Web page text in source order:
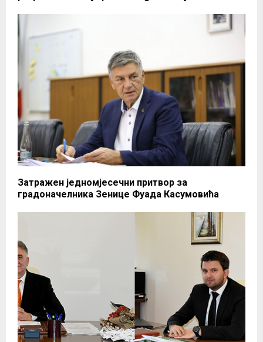
Затражен једномјесечни притвор за
градоначелника Зенице Фуада Касумовића